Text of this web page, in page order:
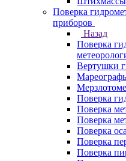
Поверка
приборов
Назад
Поверка
Вертушки
Поверка
Поверка
Поверка
Поверка
Поверка
Поверка